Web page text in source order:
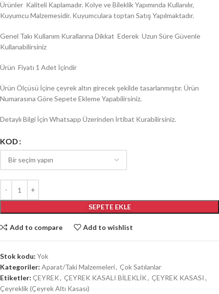
Ürünler Kaliteli Kaplamadır. Kolye ve Bileklik Yapımında Kullanılır,
Kuyumcu Malzemesidir. Kuyumculara toptan Satış Yapılmaktadır.
Genel Takı Kullanım Kurallarına Dikkat Ederek Uzun Süre Güvenle
Kullanabilirsiniz
Ürün Fiyatı 1 Adet İçindir
Ürün Ölçüsü İçine çeyrek altın girecek şekilde tasarlanmıştır. Ürün
Numarasına Göre Sepete Ekleme Yapabilirsiniz.
Detaylı Bilgi İçin Whatsapp Üzerinden İrtibat Kurabilirsiniz.
KOD
SEPETE EKLE
Add to compare Add to wishlist
Stok kodu: Yok
Kategoriler: Aparat/Taki Malzemeleri, Çok Satılanlar
Etiketler: ÇEYREK, ÇEYREK KASALI BİLEKLİK, ÇEYREK KASASI ,
Çeyreklik (Çeyrek Altı Kasası)